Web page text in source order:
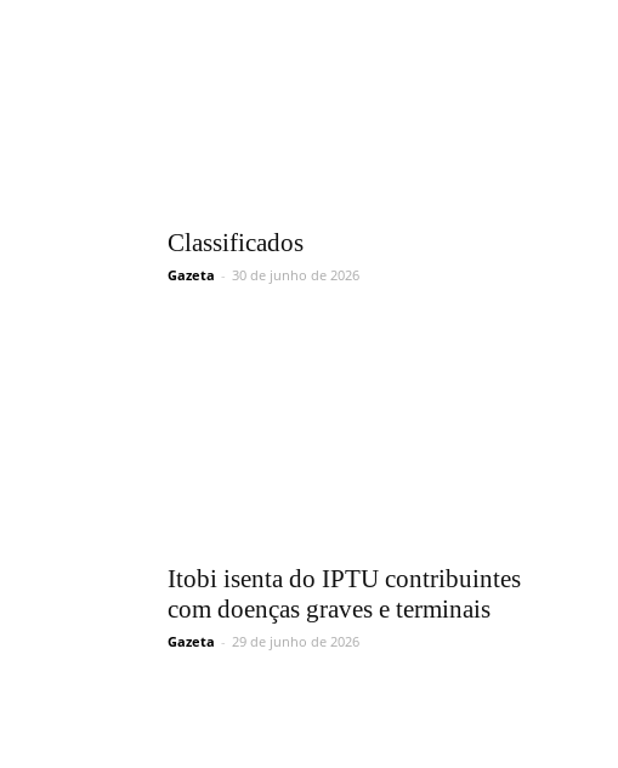
Classificados
Gazeta - 30 de junho de 2026
Itobi isenta do IPTU contribuintes
com doenças graves e terminais
Gazeta - 29 de junho de 2026